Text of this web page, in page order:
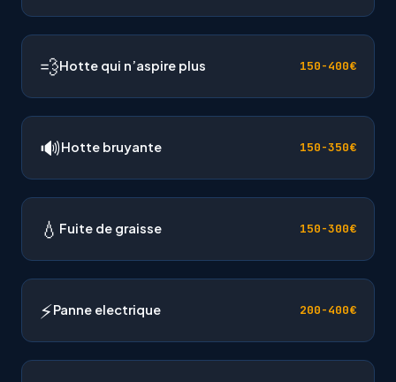
💨Hotte qui n’aspire plus 150-400€
🔊Hotte bruyante 150-350€
💧 Fuite de graisse 150-300€
⚡Panne electrique 200-400€